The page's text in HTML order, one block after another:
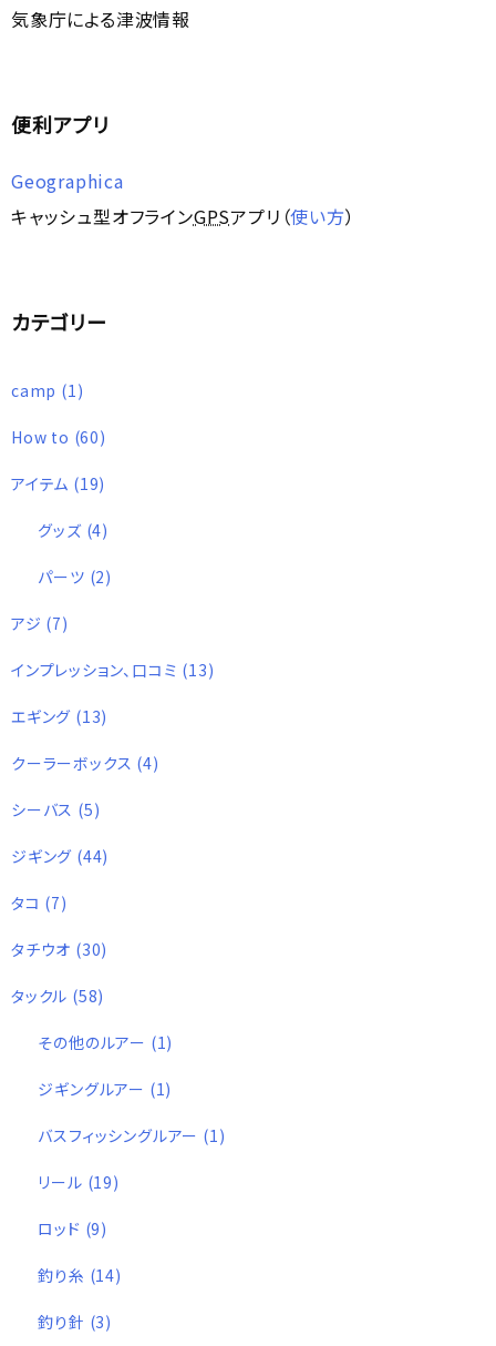
気象庁による津波情報
便利アプリ
Geographica
キャッシュ型オフラインGPSアプリ（使い方）
カテゴリー
camp (1)
How to (60)
アイテム (19)
グッズ (4)
パーツ (2)
アジ (7)
インプレッション、口コミ (13)
エギング (13)
クーラーボックス (4)
シーバス (5)
ジギング (44)
タコ (7)
タチウオ (30)
タックル (58)
その他のルアー (1)
ジギングルアー (1)
バスフィッシングルアー (1)
リール (19)
ロッド (9)
釣り糸 (14)
釣り針 (3)